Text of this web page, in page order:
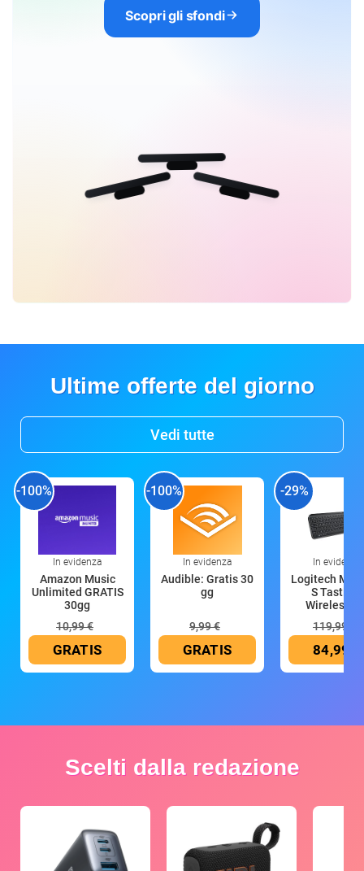
Scopri gli sfondi
Ultime offerte del giorno
Vedi tutte
-100%
In evidenza
Amazon Music
Unlimited GRATIS
30gg
10,99 €
GRATIS
-100%
In evidenza
Audible: Gratis 30
gg
9,99 €
GRATIS
-29%
In evidenza
Logitech MX
S Tastiera
Wireless
119,99 €
84,99 €
Scelti dalla redazione